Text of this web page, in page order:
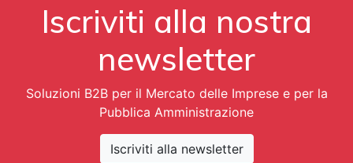
Iscriviti alla nostra
newsletter
Soluzioni B2B per il Mercato delle Imprese e per la
Pubblica Amministrazione
Iscriviti alla newsletter